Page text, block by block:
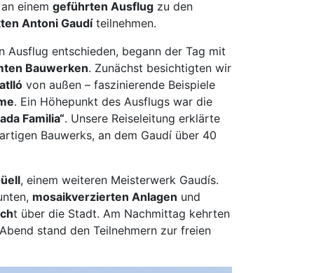
Neustadt
einem geführten Ausflug zu den
Antoni Gaudíteilnehmen.
Ausflug entschieden, begann der Tag mit
Bauwerken. Zunächst besichtigten wir
von außen – faszinierende Beispiele
. Ein Höhepunkt des Ausflugs war die
Familia“. Unsere Reiseleitung erklärte
Bauwerks, an dem Gaudí über 40
, einem weiteren Meisterwerk Gaudís.
mosaikverzierten Anlagen und
t über die Stadt. Am Nachmittag kehrten
stand den Teilnehmern zur freien